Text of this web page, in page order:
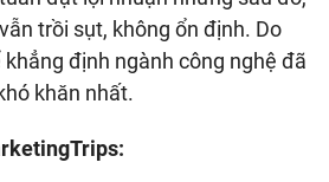
trồi sụt, không ổn định. Do
định ngành công nghệ đã
khăn nhất.